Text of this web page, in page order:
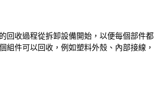
回收過程從拆卸設備開始，以便每個部件都
件可以回收，例如塑料外殼、內部接線，